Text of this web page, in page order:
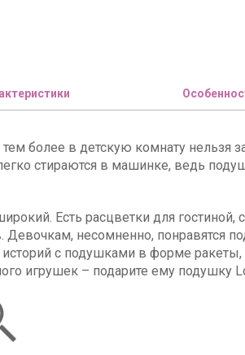
более в детскую комнату нельзя
стираются в машинке, ведь
Есть расцветки для
Девочкам, несомненно,
с подушками в форме
игрушек – подарите ему